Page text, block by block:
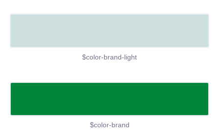
$color-brand-light
$color-brand